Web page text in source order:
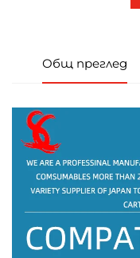
Общ преглед